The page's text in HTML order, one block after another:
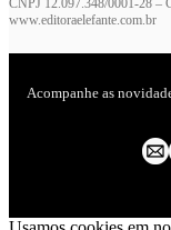
CNPJ 12.097.348/0001-28 –
www.editoraelefante.com.br
Acompanhe as